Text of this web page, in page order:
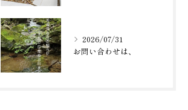
2026/07/31
お問い合わせは、